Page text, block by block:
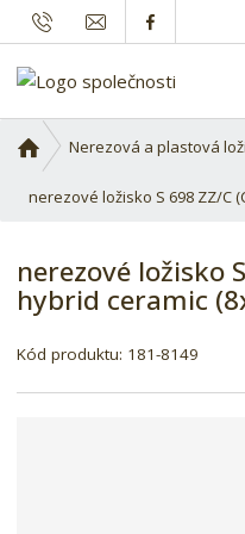
v
o
í
s
r
Nerezová a plastová
nerezové ložisko S 698 ZZ/C
nerezové ložisko
hybrid ceramic
Kód produktu: 181-8149